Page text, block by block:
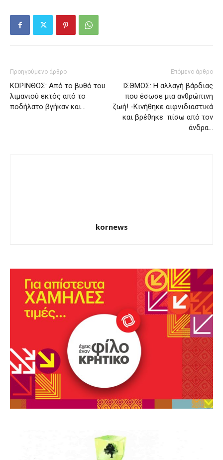
Προηγούμενο άρθρο
ΚΟΡΙΝΘΟΣ: Από το βυθό του
λιμανιού εκτός από το
ποδήλατο βγήκαν και…
Επόμενο άρθρο
ΙΣΘΜΟΣ: Η αλλαγή βάρδιας
που έσωσε μια ανθρώπινη
ζωή! -Κινήθηκε αιφνιδιαστικά
και βρέθηκε πίσω από τον
άνδρα…
kornews